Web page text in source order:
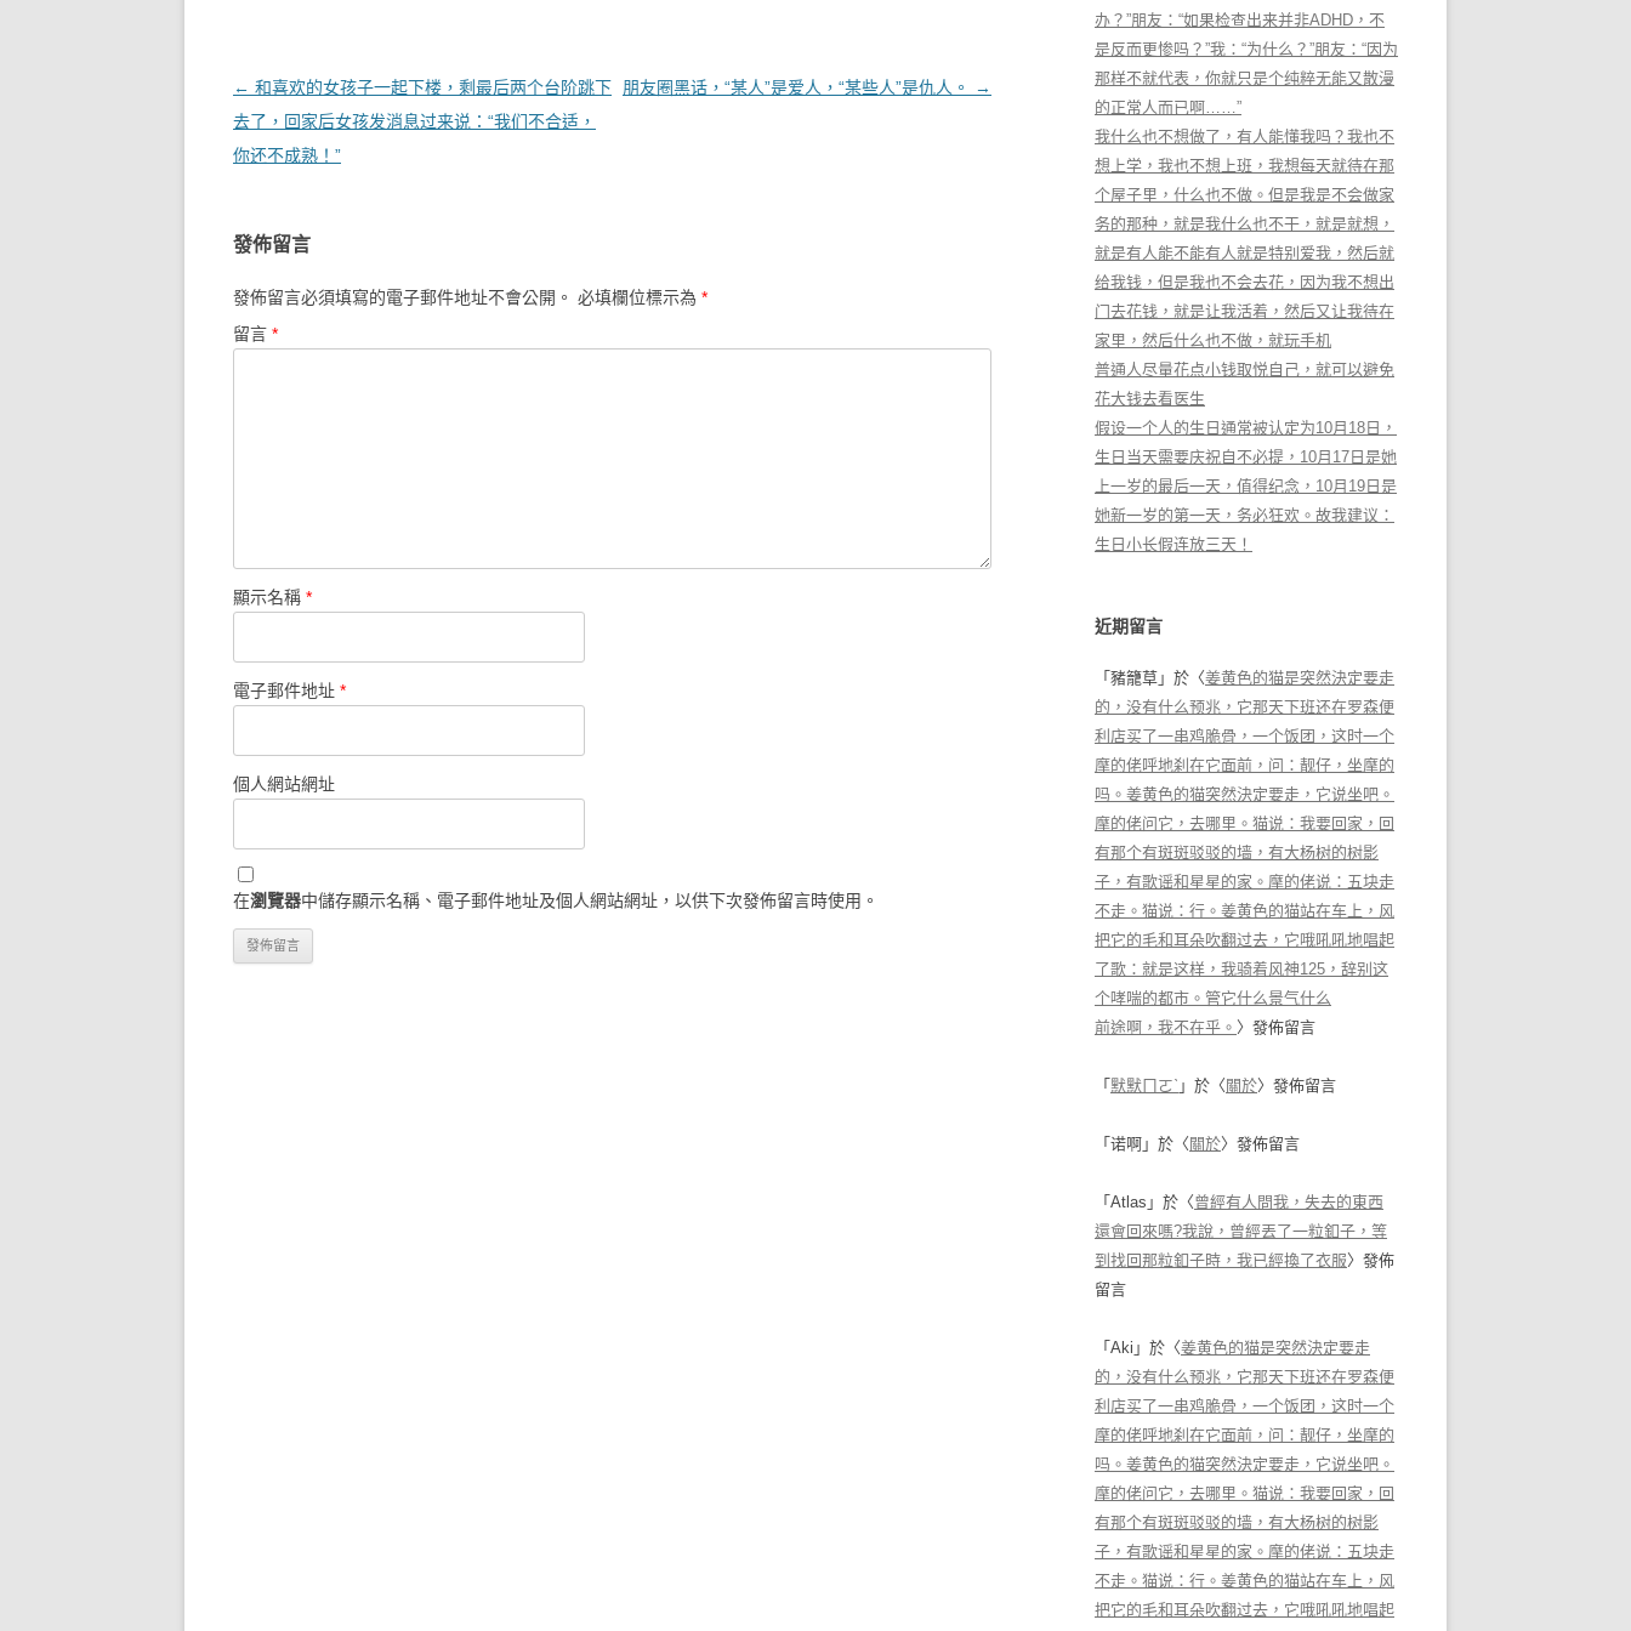
文章導覽
← 和喜欢的女孩子一起下楼，剩最后两个台阶跳下
去了，回家后女孩发消息过来说：“我们不合适，
你还不成熟！”
朋友圈黑话，“某人”是爱人，“某些人”是仇人。 →
發佈留言
發佈留言必須填寫的電子郵件地址不會公開。 必填欄位標示為 *
留言 *
顯示名稱 *
電子郵件地址 *
個人網站網址
在瀏覽器中儲存顯示名稱、電子郵件地址及個人網站網址，以供下次發佈留言時使用。
办？”朋友：“如果检查出来并非ADHD，不
是反而更惨吗？”我：“为什么？”朋友：“因为
那样不就代表，你就只是个纯粹无能又散漫
的正常人而已啊……”
我什么也不想做了，有人能懂我吗？我也不
想上学，我也不想上班，我想每天就待在那
个屋子里，什么也不做。但是我是不会做家
务的那种，就是我什么也不干，就是就想，
就是有人能不能有人就是特别爱我，然后就
给我钱，但是我也不会去花，因为我不想出
门去花钱，就是让我活着，然后又让我待在
家里，然后什么也不做，就玩手机
普通人尽量花点小钱取悦自己，就可以避免
花大钱去看医生
假设一个人的生日通常被认定为10月18日，
生日当天需要庆祝自不必提，10月17日是她
上一岁的最后一天，值得纪念，10月19日是
她新一岁的第一天，务必狂欢。故我建议：
生日小长假连放三天！
近期留言
「 豬籠草 」於〈姜黄色的猫是突然決定要走
的，没有什么预兆，它那天下班还在罗森便
利店买了一串鸡脆骨，一个饭团，这时一个
摩的佬呼地刹在它面前，问：靓仔，坐摩的
吗。姜黄色的猫突然決定要走，它说坐吧。
摩的佬问它，去哪里。猫说：我要回家，回
有那个有斑斑驳驳的墙，有大杨树的树影
子，有歌谣和星星的家。摩的佬说：五块走
不走。猫说：行。姜黄色的猫站在车上，风
把它的毛和耳朵吹翻过去，它哦吼吼地唱起
了歌：就是这样，我骑着风神125，辞别这
个哮喘的都市。管它什么景气什么
前途啊，我不在乎。 〉發佈留言
「 默默ㄇㄛˋ 」於〈 關於〉發佈留言
「 诺啊 」於〈 關於〉發佈留言
「 Atlas 」於〈曾經有人問我，失去的東西
還會回來嗎?我說，曾經丟了一粒釦子，等
到找回那粒釦子時，我已經換了衣服〉發佈
留言
「 Aki 」於〈姜黄色的猫是突然決定要走
的，没有什么预兆，它那天下班还在罗森便
利店买了一串鸡脆骨，一个饭团，这时一个
摩的佬呼地刹在它面前，问：靓仔，坐摩的
吗。姜黄色的猫突然決定要走，它说坐吧。
摩的佬问它，去哪里。猫说：我要回家，回
有那个有斑斑驳驳的墙，有大杨树的树影
子，有歌谣和星星的家。摩的佬说：五块走
不走。猫说：行。姜黄色的猫站在车上，风
把它的毛和耳朵吹翻过去，它哦吼吼地唱起